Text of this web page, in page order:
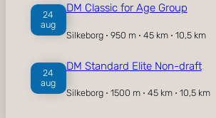
24
aug
DM Classic for Age Group
Silkeborg ⋅ 950 m ⋅ 45 km ⋅ 10,5 km
24
aug
DM Standard Elite Non-draft
Silkeborg ⋅ 1500 m ⋅ 45 km ⋅ 10,5 km